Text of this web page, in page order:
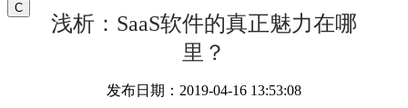
C
浅析：SaaS软件的真正魅力在哪
里？
发布日期：2019-04-16 13:53:08